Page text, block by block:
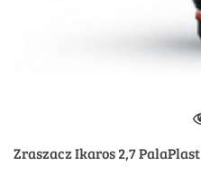
Zraszacz Ikaros 2,7 PalaPlast